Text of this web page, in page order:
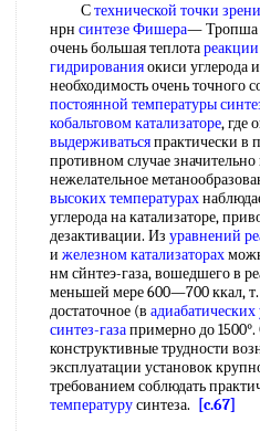
Стехнической точки
нрн синтезе Фишера— Тропша
очень большая теплотареакции
гидрированияокиси углерода
необходимость очень точного
постоянной температуры
кобальтовом катализаторе, где
выдерживатьсяпрактически в
противном случае значительно
нежелательное
высоких температурах
углерода на катализаторе,
дезактивации. Из уравнений
и железном катализаторах
нм сйнтеэ-газа, вошедшего в
меньшей мере 600—700 ккал, т.
достаточное (в
синтез-газапримерно до
конструктивные трудности
эксплуатации установок
требованием соблюдать
температурусинтеза.
[c.67]